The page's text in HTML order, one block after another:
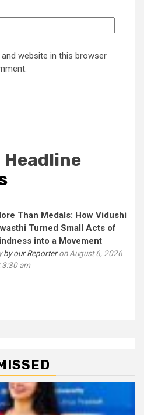
website in this browser
Than Medals: How Vidushi
Turned Small Acts of
into a Movement
by our Reporteron August 6, 2026
3:30 am